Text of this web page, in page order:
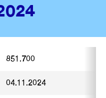
851.700
04.11.2024